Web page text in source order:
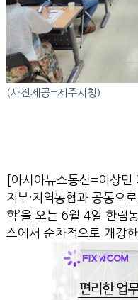
(사진제공=제주시청)
[아시아뉴스통신=이상민
지부·지역농협과 공동으
학’을 오는 6월 4일 한림
스에서 순차적으로 개강한